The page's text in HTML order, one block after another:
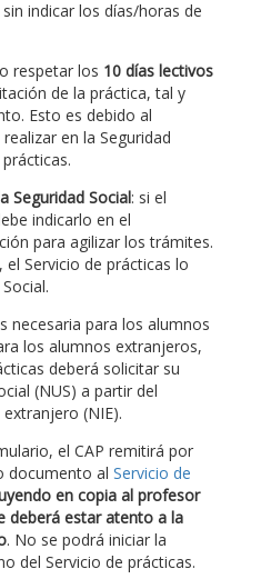
indicar los días/horas de
respetar los 10 días lectivos
de la práctica, tal y
Esto es debido al
en la Seguridad
Seguridad Social: si el
indicarlo en el
para agilizar los trámites.
el Servicio de prácticas lo
necesaria para los alumnos
los alumnos extranjeros,
deberá solicitar su
(NUS) a partir del
(NIE).
el CAP remitirá por
documento al Servicio de
en copia al profesor
deberá estar atento a la
. No se podrá iniciar la
del Servicio de prácticas.